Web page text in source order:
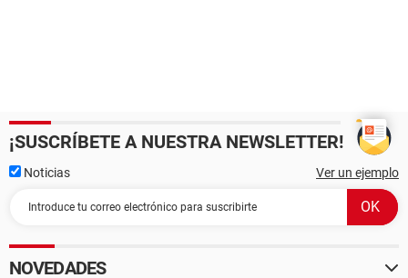
¡SUSCRÍBETE A NUESTRA NEWSLETTER!
Noticias Ver un ejemplo
NOVEDADES